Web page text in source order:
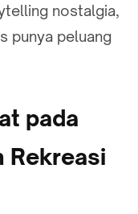
nostalgia,
punya peluang
pada
Rekreasi